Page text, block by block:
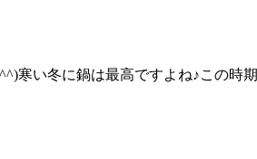
寒い冬に鍋は最高ですよね♪この時期